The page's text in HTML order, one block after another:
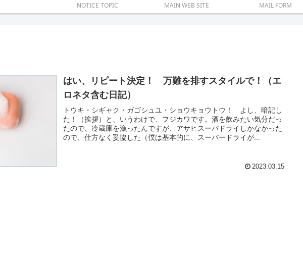
NOTICE TOPIC
MAIN WEB SITE
MAIL FORM
はい、リピート決定！ 万難を排すスタイルで！（エ
ロネタ含む日記）
トウキ・シギャク・ガゴシュユ・ショウキョウトウ！ よし、暗記し
た！（挨拶）と、いうわけで、フジカワです。酒を飲みたい気分だっ
たので、冷蔵庫を漁ったんですが、アサヒスーパドライしかなかった
ので、仕方なく妥協した（僕は基本的に、スーパードライが...
2023.03.15